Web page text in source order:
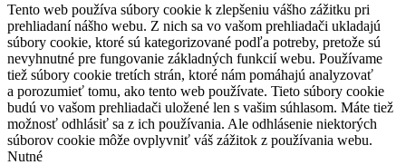
Tento web používa súbory cookie k zlepšeniu vášho zážitku pri
prehliadaní nášho webu. Z nich sa vo vašom prehliadači ukladajú
súbory cookie, ktoré sú kategorizované podľa potreby, pretože sú
nevyhnutné pre fungovanie základných funkcií webu. Používame
tiež súbory cookie tretích strán, ktoré nám pomáhajú analyzovať
a porozumieť tomu, ako tento web používate. Tieto súbory cookie
budú vo vašom prehliadači uložené len s vašim súhlasom. Máte tiež
možnosť odhlásiť sa z ich používania. Ale odhlásenie niektorých
súborov cookie môže ovplyvniť váš zážitok z používania webu.
Nutné